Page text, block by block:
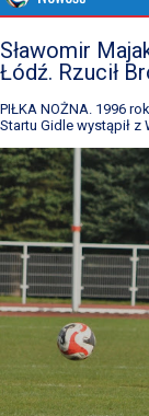
Sławomir
Łódź. Rzucił
PIŁKA NOŻNA. 1996
Startu Gidle wystąpił z